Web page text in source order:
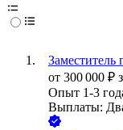
Заместитель
от 300 000 ₽
Опыт 1-3
Выплаты: